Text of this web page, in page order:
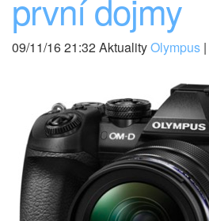
09/11/16 21:32 AktualityOlympus |